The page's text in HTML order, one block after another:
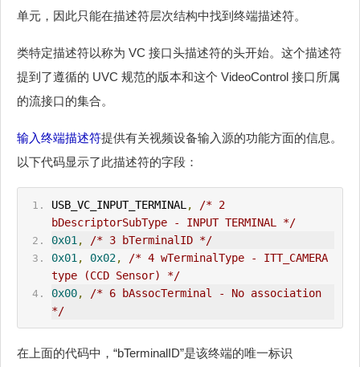
单元，因此只能在描述符层次结构中找到终端描述符。
类特定描述符以称为 VC 接口头描述符的头开始。这个描述符
提到了遵循的 UVC 规范的版本和这个 VideoControl 接口所属
的流接口的集合。
输入终端描述符提供有关视频设备输入源的功能方面的信息。
以下代码显示了此描述符的字段：
USB_VC_ INPUT_TERMINAL ,
/* 2
bDescriptorSubType - INPUT TERMINAL */
0x01 ,
/* 3 bTerminalID */
0x01 , 0x02,
/* 4 wTerminalType - ITT_CAMERA
type (CCD Sensor) */
0x00, /* 6 bAssocTerminal
- No association
*/
在上面的代码中，“bTerminalID”是该终端的唯一标识